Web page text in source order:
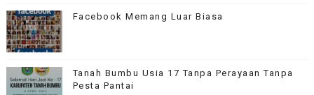
Facebook Memang Luar Biasa
Tanah Bumbu Usia 17 Tanpa Perayaan Tanpa
Pesta Pantai